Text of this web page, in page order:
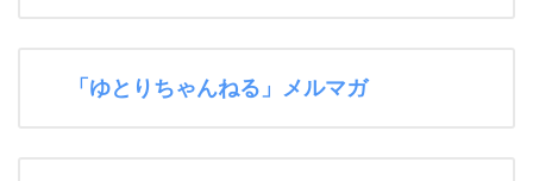
「ゆとりちゃんねる」メルマガ